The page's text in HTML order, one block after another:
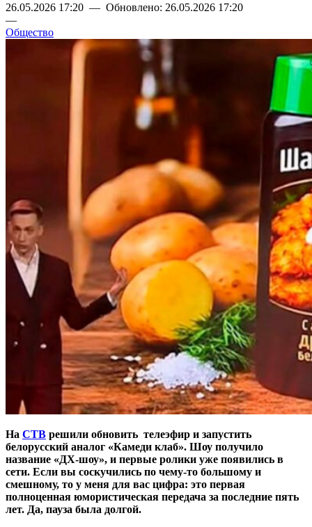
26.05.2026 17:20 — Обновлено: 26.05.2026 17:20
—
Общество
На СТВ решили обновить телеэфир и запустить
белорусский аналог «Камеди клаб». Шоу получило
название «ДХ-шоу», и первые ролики уже появились в
сети. Если вы соскучились по чему-то большому и
смешному, то у меня для вас цифра: это первая
полноценная юмористическая передача за последние пять
лет. Да, пауза была долгой.